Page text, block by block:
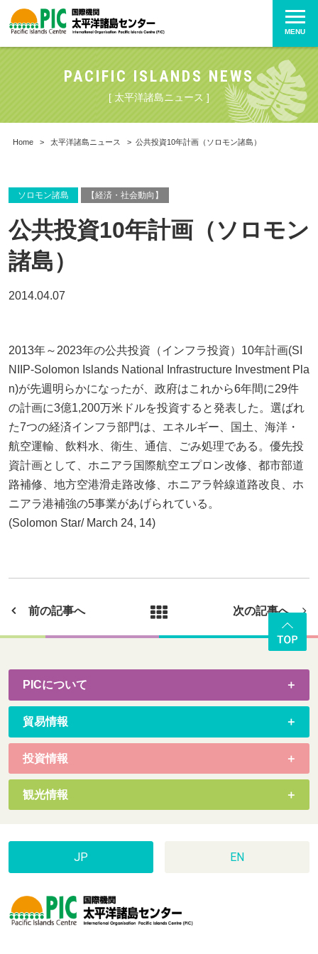
MENU
PACIFIC ISLANDS NEWS
[ 太平洋諸島ニュース ]
Home > 太平洋諸島ニュース > 公共投資10年計画（ソロモン諸島）
ソロモン諸島 【経済・社会動向】
公共投資10年計画（ソロモン
諸島）
2014.04.07
2013年～2023年の公共投資（インフラ投資）10年計画(SI
NIIP-Solomon Islands National Infrastructure Investment Pla
n)が先週明らかになったが、政府はこれから6年間に29件
の計画に3億1,200万米ドルを投資すると発表した。選ばれ
た7つの経済インフラ部門は、エネルギー、国土、海洋・
航空運輸、飲料水、衛生、通信、ごみ処理である。優先投
資計画として、ホニアラ国際航空エプロン改修、都市部道
路補修、地方空港滑走路改修、ホニアラ幹線道路改良、ホ
ニアラ港補強の5事業があげられている。
(Solomon Star/ March 24, 14)
前の記事へ 次の記事へ
PICについて
貿易情報
投資情報
観光情報
JP EN